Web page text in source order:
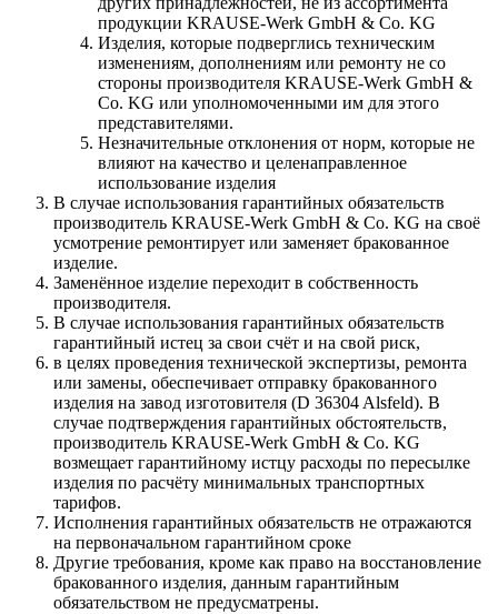
продукции KRAUSE-Werk GmbH & Со. KG
Изделия, которые подверглись техническим
изменениям, дополнениям или ремонту не со
стороны производителя KRAUSE-Werk GmbH &
Со. KG или уполномоченными им для этого
представителями.
Незначительные отклонения от норм, которые не
влияют на качество и целенаправленное
использование изделия
В случае использования гарантийных обязательств
производитель KRAUSE-Werk GmbH & Со. KG на своё
усмотрение ремонтирует или заменяет бракованное
изделие.
Заменённое изделие переходит в собственность
производителя.
В случае использования гарантийных обязательств
гарантийный истец за свои счёт и на свой риск,
в целях проведения технической экспертизы, ремонта
или замены, обеспечивает отправку бракованного
изделия на завод изготовителя (D 36304 Alsfeld). В
случае подтверждения гарантийных обстоятельств,
производитель KRAUSE-Werk GmbH & Со. KG
возмещает гарантийному истцу расходы по пересылке
изделия по расчёту минимальных транспортных
тарифов.
Исполнения гарантийных обязательств не отражаются
на первоначальном гарантийном сроке
Другие требования, кроме как право на восстановление
бракованного изделия, данным гарантийным
обязательством не предусматрены.